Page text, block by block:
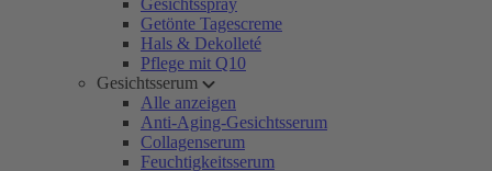
Gesichtsspray
Getönte Tagescreme
Hals & Dekolleté
Pflege mit Q10
Gesichtsserum
Alle anzeigen
Anti-Aging-Gesichtsserum
Collagenserum
Feuchtigkeitsserum